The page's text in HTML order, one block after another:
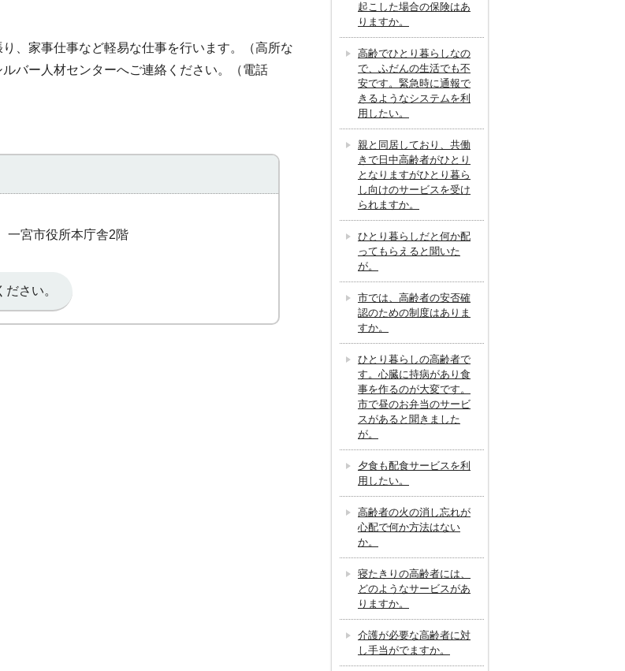
、家事仕事など軽易な仕事を行います。（高所な
バー人材センターへご連絡ください。（電話
宮市役所本庁舎2階
さい。
起こした場合の保険はあ
りますか。
高齢でひとり暮らしなの
で、ふだんの生活でも不
安です。緊急時に通報で
きるようなシステムを利
用したい。
親と同居しており、共働
きで日中高齢者がひとり
となりますがひとり暮ら
し向けのサービスを受け
られますか。
ひとり暮らしだと何か配
ってもらえると聞いた
が。
市では、高齢者の安否確
認のための制度はありま
すか。
ひとり暮らしの高齢者で
す。心臓に持病があり食
事を作るのが大変です。
市で昼のお弁当のサービ
スがあると聞きました
が。
夕食も配食サービスを利
用したい。
高齢者の火の消し忘れが
心配で何か方法はない
か。
寝たきりの高齢者には、
どのようなサービスがあ
りますか。
介護が必要な高齢者に対
し手当がでますか。